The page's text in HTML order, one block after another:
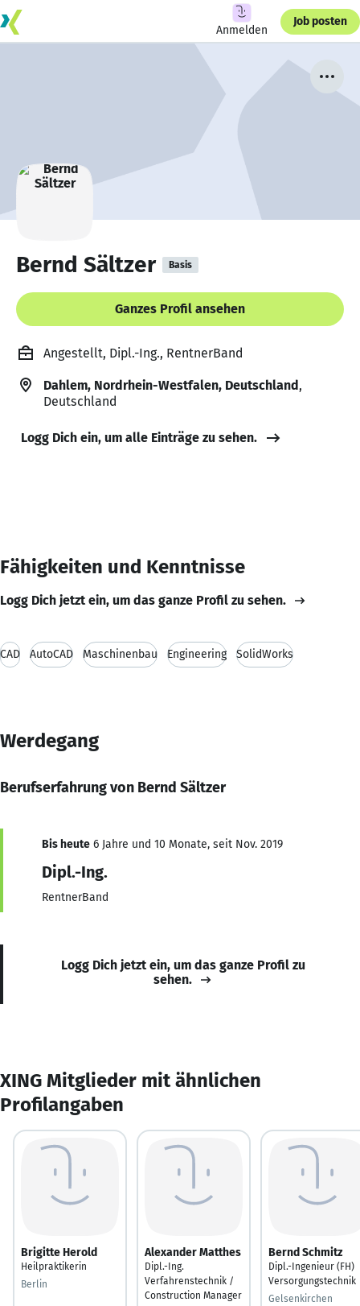
Anmelden
Job posten
Bernd Sältzer Basis
Ganzes Profil ansehen
Angestellt, Dipl.-Ing., RentnerBand
Dahlem, Nordrhein-Westfalen, Deutschland,
Deutschland
Logg Dich ein, um alle Einträge zu sehen.
Fähigkeiten und Kenntnisse
Logg Dich jetzt ein, um das ganze Profil zu sehen.
CAD AutoCAD Maschinenbau Engineering SolidWorks
Werdegang
Berufserfahrung von Bernd Sältzer
Bis heute 6 Jahre und 10 Monate, seit Nov. 2019
Dipl.-Ing.
RentnerBand
Logg Dich jetzt ein, um das ganze Profil zu
sehen.
XING Mitglieder mit ähnlichen
Profilangaben
Brigitte Herold
Heilpraktikerin
Berlin
Alexander Matthes
Dipl.-Ing.
Verfahrenstechnik /
Construction Manager
Bernd Schmitz
Dipl.-Ingenieur (FH)
Versorgungstechnik
Gelsenkirchen